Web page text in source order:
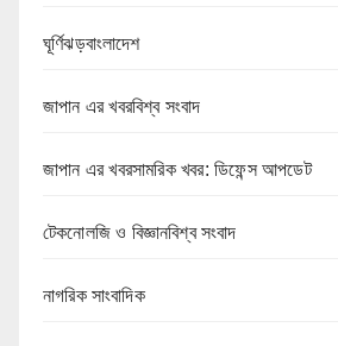
ঘূর্ণিঝড়বাংলাদেশ
জাপান এর খবরবিশ্ব সংবাদ
জাপান এর খবরসামরিক খবর: ডিফেন্স আপডেট
টেকনোলজি ও বিজ্ঞানবিশ্ব সংবাদ
নাগরিক সাংবাদিক